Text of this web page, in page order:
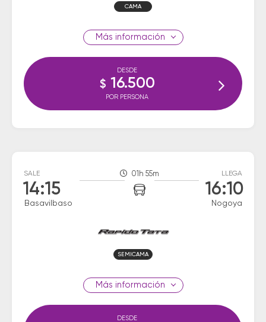
CAMA
información
DESDE
$ 16.500
POR PERSONA
SALE
14:15
Basavilbaso
01h 55m LLEGA
16:10
Nogoya
SEMICAMA
información
DESDE